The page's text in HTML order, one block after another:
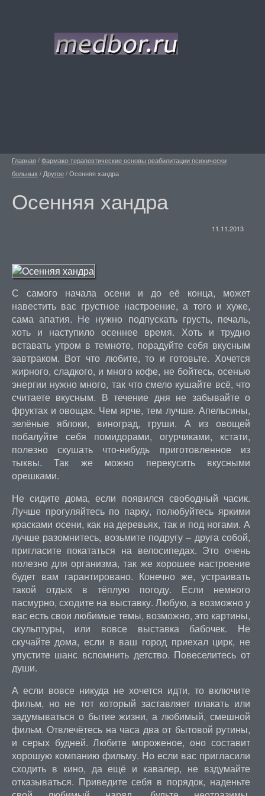
Главная /Фармако-терапевтические основы реабилитации психически
больных / Другое/Осенняя хандра
Осенняя хандра
11.11.2013
С самого начала осени и до её конца, может
навестить вас грустное настроение, а того и хуже,
сама апатия. Не нужно подпускать грусть, печаль,
хоть и наступило осеннее время. Хоть и трудно
вставать утром в темноте, порадуйте себя вкусным
завтраком. Вот что любите, то и готовьте. Хочется
жирного, сладкого, и много кофе, не бойтесь, осенью
энергии нужно много, так что смело кушайте всё, что
считаете вкусным. В течение дня не забывайте о
фруктах и овощах. Чем ярче, тем лучше. Апельсины,
зелёные яблоки, виноград, груши. А из овощей
побалуйте себя помидорами, огурчиками, кстати,
полезно скушать что-нибудь приготовленное из
тыквы. Так же можно перекусить вкусными
орешками.
Не сидите дома, если появился свободный часик.
Лучше прогуляйтесь по парку, полюбуйтесь яркими
красками осени, как на деревьях, так и под ногами. А
лучше разомнитесь, возьмите подругу – друга собой,
пригласите покататься на велосипедах. Это очень
полезно для организма, так же хорошее настроение
будет вам гарантировано. Конечно же, устраивать
такой отдых в тёплую погоду. Если немного
пасмурно, сходите на выставку. Любую, а возможно у
вас есть свои любимые темы, возможно, это картины,
скульптуры, или вовсе выставка бабочек. Не
скучайте дома, если в ваш город приехал цирк, не
упустите шанс вспомнить детство. Повеселитесь от
души.
А если вовсе никуда не хочется идти, то включите
фильм, но не тот который заставляет плакать или
задумываться о бытие жизни, а любимый, смешной
фильм. Отвлечётесь на часа два от бытовой рутины,
и серых будней. Любите мороженое, оно составит
хорошую компанию фильму. Но если вас пригласили
сходить в кино, да ещё и кавалер, не вздумайте
отказываться. Приведите себя в порядок, наденьте